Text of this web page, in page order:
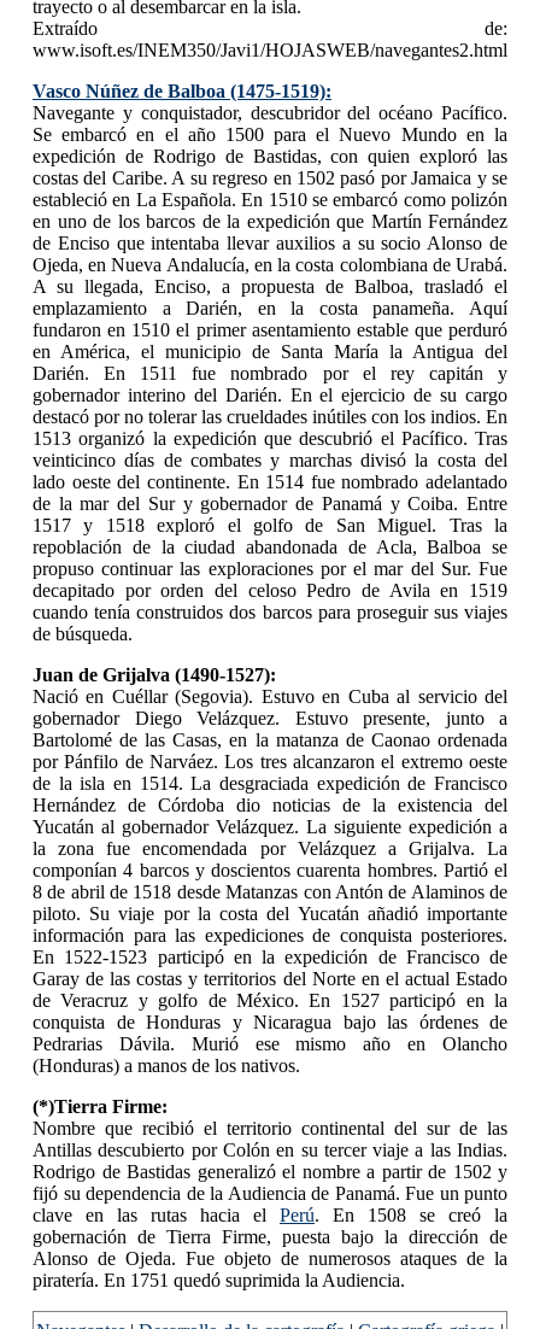
trayecto o al desembarcar en la isla.
Extraído de:
www.isoft.es/INEM350/Javi1/HOJASWEB/navegantes2.html
Vasco Núñez de Balboa (1475-1519):
Navegante y conquistador, descubridor del océano Pacífico.
Se embarcó en el año 1500 para el Nuevo Mundo en la
expedición de Rodrigo de Bastidas, con quien exploró las
costas del Caribe. A su regreso en 1502 pasó por Jamaica y se
estableció en La Española. En 1510 se embarcó como polizón
en uno de los barcos de la expedición que Martín Fernández
de Enciso que intentaba llevar auxilios a su socio Alonso de
Ojeda, en Nueva Andalucía, en la costa colombiana de Urabá.
A su llegada, Enciso, a propuesta de Balboa, trasladó el
emplazamiento a Darién, en la costa panameña. Aquí
fundaron en 1510 el primer asentamiento estable que perduró
en América, el municipio de Santa María la Antigua del
Darién. En 1511 fue nombrado por el rey capitán y
gobernador interino del Darién. En el ejercicio de su cargo
destacó por no tolerar las crueldades inútiles con los indios. En
1513 organizó la expedición que descubrió el Pacífico. Tras
veinticinco días de combates y marchas divisó la costa del
lado oeste del continente. En 1514 fue nombrado adelantado
de la mar del Sur y gobernador de Panamá y Coiba. Entre
1517 y 1518 exploró el golfo de San Miguel. Tras la
repoblación de la ciudad abandonada de Acla, Balboa se
propuso continuar las exploraciones por el mar del Sur. Fue
decapitado por orden del celoso Pedro de Avila en 1519
cuando tenía construidos dos barcos para proseguir sus viajes
de búsqueda.
Juan de Grijalva (1490-1527):
Nació en Cuéllar (Segovia). Estuvo en Cuba al servicio del
gobernador Diego Velázquez. Estuvo presente, junto a
Bartolomé de las Casas, en la matanza de Caonao ordenada
por Pánfilo de Narváez. Los tres alcanzaron el extremo oeste
de la isla en 1514. La desgraciada expedición de Francisco
Hernández de Córdoba dio noticias de la existencia del
Yucatán al gobernador Velázquez. La siguiente expedición a
la zona fue encomendada por Velázquez a Grijalva. La
componían 4 barcos y doscientos cuarenta hombres. Partió el
8 de abril de 1518 desde Matanzas con Antón de Alaminos de
piloto. Su viaje por la costa del Yucatán añadió importante
información para las expediciones de conquista posteriores.
En 1522-1523 participó en la expedición de Francisco de
Garay de las costas y territorios del Norte en el actual Estado
de Veracruz y golfo de México. En 1527 participó en la
conquista de Honduras y Nicaragua bajo las órdenes de
Pedrarias Dávila. Murió ese mismo año en Olancho
(Honduras) a manos de los nativos.
(*)Tierra Firme:
Nombre que recibió el territorio continental del sur de las
Antillas descubierto por Colón en su tercer viaje a las Indias.
Rodrigo de Bastidas generalizó el nombre a partir de 1502 y
fijó su dependencia de la Audiencia de Panamá. Fue un punto
clave en las rutas hacia el Perú. En 1508 se creó la
gobernación de Tierra Firme, puesta bajo la dirección de
Alonso de Ojeda. Fue objeto de numerosos ataques de la
piratería. En 1751 quedó suprimida la Audiencia.